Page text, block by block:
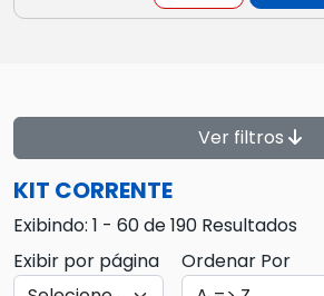
Ver filtros
KIT CORRENTE
Exibindo: 1 - 60 de 190 Resultados
Exibir por página
Ordenar Por